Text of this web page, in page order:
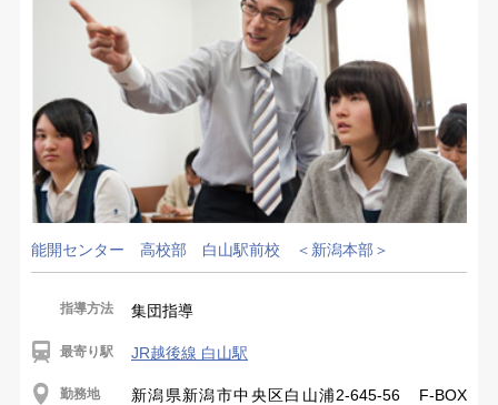
能開センター 高校部 白山駅前校 ＜新潟本部＞
指導方法 集団指導
最寄り駅 JR越後線 白山駅
勤務地
新潟県新潟市中央区白山浦2-645-56 F-BOX